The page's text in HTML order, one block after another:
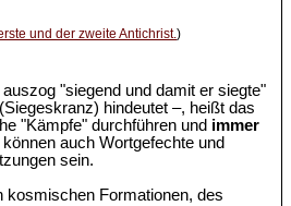
und der zweite Antichrist.)
"siegend und damit er siegte"
hindeutet –, heißt das
"Kämpfe" durchführen und immer
auch Wortgefechte und
sein.
kosmischen Formationen, des